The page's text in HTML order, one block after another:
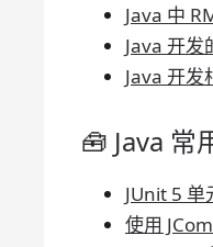
Java 中
Java 开
Java 开发
🧰 Java 常
JUnit 5 单
使用